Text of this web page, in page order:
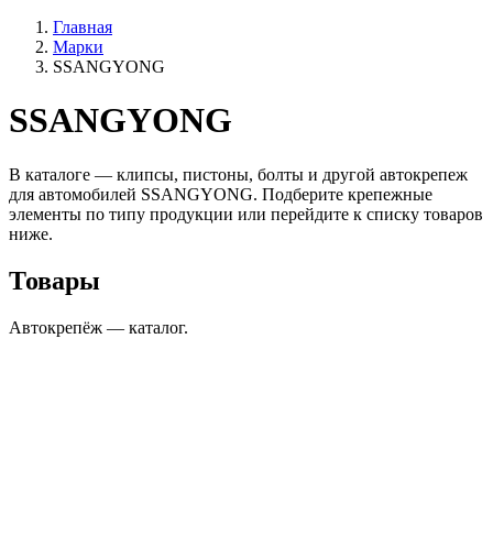
Главная
Марки
SSANGYONG
SSANGYONG
В каталоге — клипсы, пистоны, болты и другой автокрепеж
для автомобилей SSANGYONG. Подберите крепежные
элементы по типу продукции или перейдите к списку товаров
ниже.
Товары
Автокрепёж — каталог.